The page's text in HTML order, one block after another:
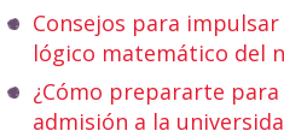
Consejos para
lógico matemático del
¿Cómo prepararte para
admisión a la